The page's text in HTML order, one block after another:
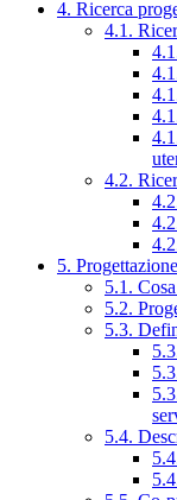
4. Ricerca
4.1.
4.2.
5.
5.1.
5.2.
5.3.
5.4.